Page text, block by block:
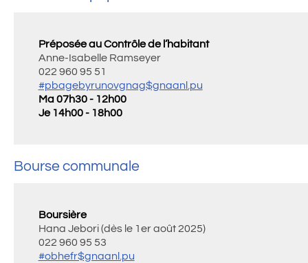
Préposée au Contrôle de l’habitant
Anne-Isabelle Ramseyer
022 960 95 51
#pbagebyrunovgnag$gnaanl.pu
Ma 07h30 - 12h00
Je 14h00 - 18h00
Bourse communale
Boursière
Hana Jebori (dès le 1er août 2025)
022 960 95 53
#obhefr$gnaanl.pu